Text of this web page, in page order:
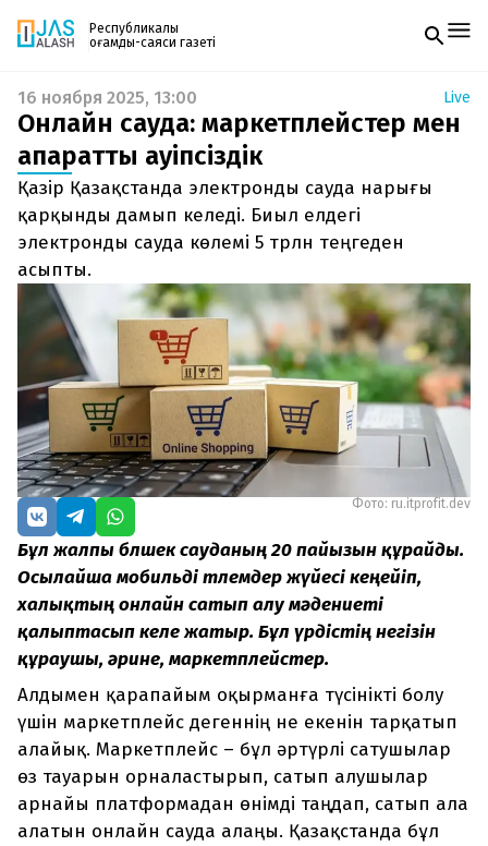
Республикалық
қоғамдық-саяси газеті
Жаңалықтар
Спорт
Live
Руханият
Аймақ
Архив
Заң және тәртіп
Редакциямен байланыс
+7 708 604 51 06
Жарнама бөлімі
+7 701 220 64 52
Пошта
zhasalash100@gmail.com
Газетке жазылу
PDF форматтағы газетті ай сайын электронды
поштаңызға алып отырыңыз. Жаңа нөмір
шыққан сәтте сізге бірден жіберіледі. Тек email
енгізіңіз, біз қалғанын өзіміз жібереміз.
16 ноября 2025, 13:00 Live
Онлайн сауда: маркетплейстер мен
ақпараттық қауіпсіздік
Қазір Қазақстанда электронды сауда нарығы
қарқынды дамып келеді. Биыл елдегі
электронды сауда көлемі 5 трлн теңгеден
асыпты.
Фото: ru.itprofit.dev
Бұл жалпы бөлшек сауданың 20 пайызын құрайды.
Осылайша мобильді төлемдер жүйесі кеңейіп,
халықтың онлайн сатып алу мәдениеті
қалыптасып келе жатыр. Бұл үрдістің негізін
құраушы, әрине, маркетплейстер.
Алдымен қарапайым оқырманға түсінікті болу
үшін маркетплейс дегеннің не екенін тарқатып
алайық. Маркетплейс – бұл әртүрлі сатушылар
өз тауарын орналастырып, сатып алушылар
арнайы платформадан өнімді таңдап, сатып ала
алатын онлайн сауда алаңы. Қазақстанда бұл